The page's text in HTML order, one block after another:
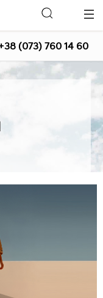
(073) 760 14 60